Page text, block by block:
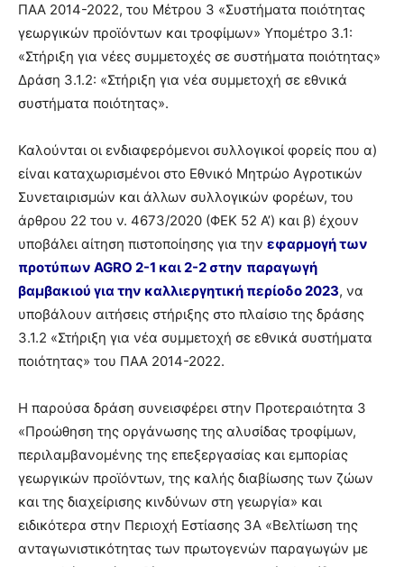
τελευταία
νέα
ελληνικό
ΠΑΑ 2014-2022, του Μέτρου 3 «Συστήματα ποιότητας
γεωργικών προϊόντων και τροφίμων» Υπομέτρο 3.1:
«Στήριξη για νέες συμμετοχές σε συστήματα ποιότητας»
Δράση 3.1.2: «Στήριξη για νέα συμμετοχή σε εθνικά
συστήματα ποιότητας».
Καλούνται οι ενδιαφερόμενοι συλλογικοί φορείς που α)
είναι καταχωρισμένοι στο Εθνικό Μητρώο Αγροτικών
Συνεταιρισμών και άλλων συλλογικών φορέων, του
άρθρου 22 του ν. 4673/2020 (ΦΕΚ 52 Α’) και β) έχουν
υποβάλει αίτηση πιστοποίησης για την εφαρμογή των
προτύπων AGRO 2-1 και 2-2 στην παραγωγή
βαμβακιού για την καλλιεργητική περίοδο 2023, να
υποβάλουν αιτήσεις στήριξης στο πλαίσιο της δράσης
3.1.2 «Στήριξη για νέα συμμετοχή σε εθνικά συστήματα
ποιότητας» του ΠΑΑ 2014-2022.
Η παρούσα δράση συνεισφέρει στην Προτεραιότητα 3
«Προώθηση της οργάνωσης της αλυσίδας τροφίμων,
περιλαμβανομένης της επεξεργασίας και εμπορίας
γεωργικών προϊόντων, της καλής διαβίωσης των ζώων
και της διαχείρισης κινδύνων στη γεωργία» και
ειδικότερα στην Περιοχή Εστίασης 3Α «Βελτίωση της
ανταγωνιστικότητας των πρωτογενών παραγωγών με